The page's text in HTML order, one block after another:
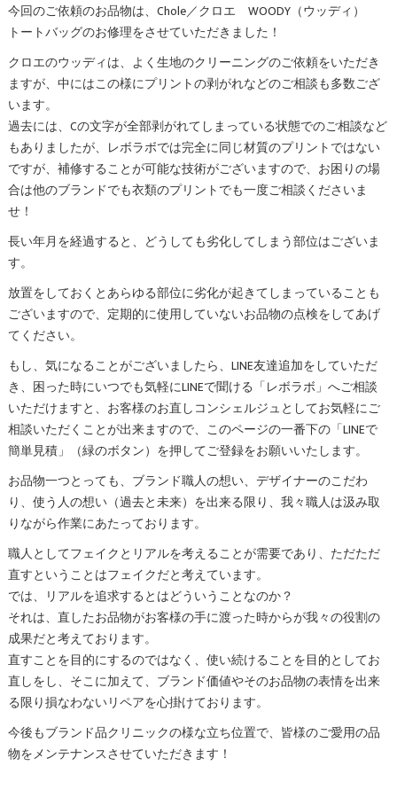
今回のご依頼のお品物は、Chole／クロエ WOODY（ウッディ）
トートバッグのお修理をさせていただきました！
クロエのウッディは、よく生地のクリーニングのご依頼をいただき
ますが、中にはこの様にプリントの剥がれなどのご相談も多数ござ
います。
過去には、Cの文字が全部剥がれてしまっている状態でのご相談など
もありましたが、レボラボでは完全に同じ材質のプリントではない
ですが、補修することが可能な技術がございますので、お困りの場
合は他のブランドでも衣類のプリントでも一度ご相談くださいま
せ！
長い年月を経過すると、どうしても劣化してしまう部位はございま
す。
放置をしておくとあらゆる部位に劣化が起きてしまっていることも
ございますので、定期的に使用していないお品物の点検をしてあげ
てください。
もし、気になることがございましたら、LINE友達追加をしていただ
き、困った時にいつでも気軽にLINEで聞ける「レボラボ」へご相談
いただけますと、お客様のお直しコンシェルジュとしてお気軽にご
相談いただくことが出来ますので、このページの一番下の「LINEで
簡単見積」（緑のボタン）を押してご登録をお願いいたします。
お品物一つとっても、ブランド職人の想い、デザイナーのこだわ
り、使う人の想い（過去と未来）を出来る限り、我々職人は汲み取
りながら作業にあたっております。
職人としてフェイクとリアルを考えることが需要であり、ただただ
直すということはフェイクだと考えています。
では、リアルを追求するとはどういうことなのか？
それは、直したお品物がお客様の手に渡った時からが我々の役割の
成果だと考えております。
直すことを目的にするのではなく、使い続けることを目的としてお
直しをし、そこに加えて、ブランド価値やそのお品物の表情を出来
る限り損なわないリペアを心掛けております。
今後もブランド品クリニックの様な立ち位置で、皆様のご愛用の品
物をメンテナンスさせていただきます！